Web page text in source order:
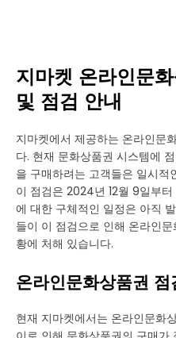
지마켓 온라인문
및 점검 안내
지마켓에서 제공하는 온라인문
다. 현재 문화상품권 시스템에
을 구매하려는 고객들은 일시적
이 점검은 2024년 12월 9일부
에 대한 구체적인 일정은 아직
들이 이 점검으로 인해 온라인
황에 처해 있습니다.
온라인문화상품권
현재 지마켓에서는 온라인문화